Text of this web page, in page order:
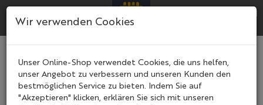
MenüMenü
2.Wahl Sichtschutzmatte PVC
Rollenlänge 3m
Wir verwenden Cookies
Unser Online-Shop verwendet Cookies, die uns helfen,
unser Angebot zu verbessern und unseren Kunden den
bestmöglichen Service zu bieten. Indem Sie auf
"Akzeptieren" klicken, erklären Sie sich mit unseren